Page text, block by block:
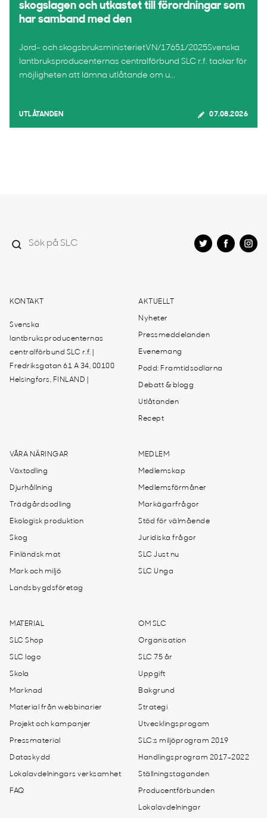
skogslagen och utkastet till förordningar som
har samband med den
Jord- och skogsbruksministerietVN/17651/2025Svenska
lantbruksproducenternas centralförbund SLC r.f. tackar för
möjligheten att lämna utlåtande om u...
UTLÅTANDEN 07.08.2026
KONTAKT
Svenska
lantbruksproducenternas
centralförbund SLC r.f. |
Fredriksgatan 61 A 34, 00100
Helsingfors, FINLAND |
AKTUELLT
Nyheter
Pressmeddelanden
Evenemang
Podd: Framtidsodlarna
Debatt & blogg
Utlåtanden
Recept
VÅRA NÄRINGAR
Växtodling
Djurhållning
Trädgårdsodling
Ekologisk produktion
Skog
Finländsk mat
Mark och miljö
Landsbygdsföretag
MEDLEM
Medlemskap
Medlemsförmåner
Markägarfrågor
Stöd för välmående
Juridiska frågor
SLC Just nu
SLC Unga
MATERIAL
SLC Shop
SLC logo
Skola
Marknad
Material från webbinarier
Projekt och kampanjer
Pressmaterial
Dataskydd
Lokalavdelningars verksamhet
FAQ
OM SLC
Organisation
SLC 75 år
Uppgift
Bakgrund
Strategi
Utvecklingsprogam
SLC:s miljöprogram 2019
Handlingsprogram 2017-2022
Ställningstaganden
Producentförbunden
Lokalavdelningar